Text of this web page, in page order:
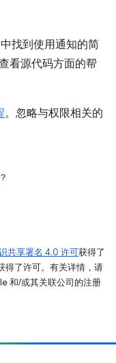
中找到使用通知的简
看源代码方面的帮
。忽略与权限相关的
共享署名 4.0 许可获得了
得了许可。有关详情，请
和/或其关联公司的注册